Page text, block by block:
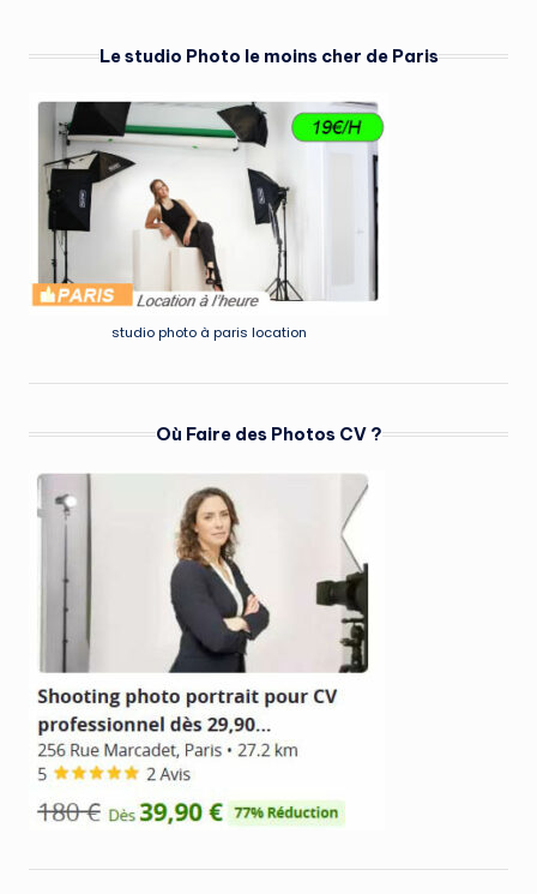
Le studio Photo le moins cher de Paris
studio photo à paris location
Où Faire des Photos CV ?